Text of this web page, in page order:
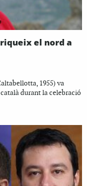
el nord a
1955) va
durant la celebració